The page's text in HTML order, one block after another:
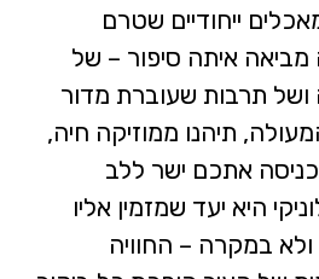
ייחודיים שטרם
איתה סיפור – של
תרבות שעוברת מדור
תיהנו ממוזיקה חיה,
אתכם ישר ללב
היא יעד שמזמין אליו
במקרה – החוויה